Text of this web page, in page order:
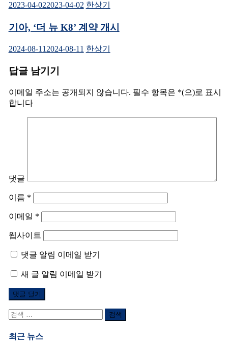
2023-04-022023-04-02 한상기
기아, ‘더 뉴 K8’ 계약 개시
2024-08-11 2024-08-11 한상기
답글 남기기
이메일 주소는 공개되지 않습니다. 필수 항목은 *(으)로 표시
합니다
댓글
이름 *
이메일 *
웹사이트
댓글 알림 이메일 받기
새 글 알림 이메일 받기
검
어:
최근 뉴스